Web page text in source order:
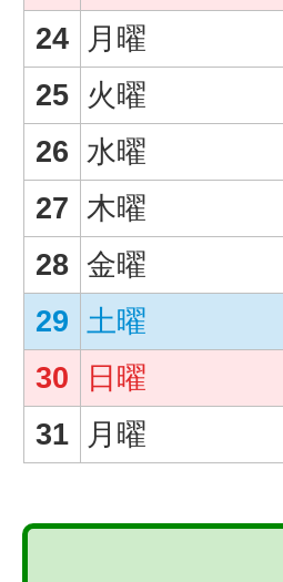
24
月曜
25 火曜
26 水曜
27 木曜
28 金曜
29
土曜
30
日曜
31
月曜